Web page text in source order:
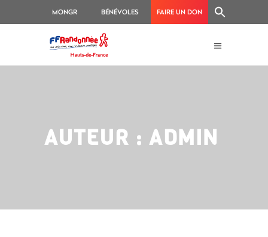
MONGR BÉNÉVOLES FAIRE UN DON
AUTEUR : ADMIN